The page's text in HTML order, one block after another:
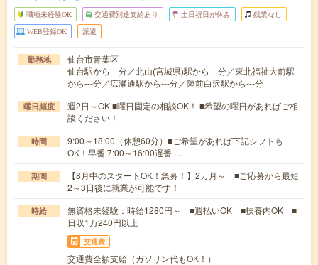
職種未経験OK 交通費別途支給あり 土日祝日が休み 残業なし
WEB登録OK 派遣
勤務地
仙台市青葉区
仙台駅から---分／北山(宮城県)駅から---分／東北福祉大前駅
から---分／広瀬通駅から---分／陸前白沢駅から---分
曜日頻度
週2日～OK ■曜日固定の相談OK！ ■希望の曜日があればご相
談ください！
時間
9:00～18:00（休憩60分）■ご希望があれば下記シフトも
OK！早番 7:00～16:00遅番 …
期間
【8月中のスタートOK！急募！】2カ月～ ■ご応募から最短
2～3日後に就業が可能です！
時給
無資格未経験：時給1280円～ ■週払いOK ■扶養内OK ■
日収1万240円以上
交通費
交通費全額支給（ガソリン代もOK！）